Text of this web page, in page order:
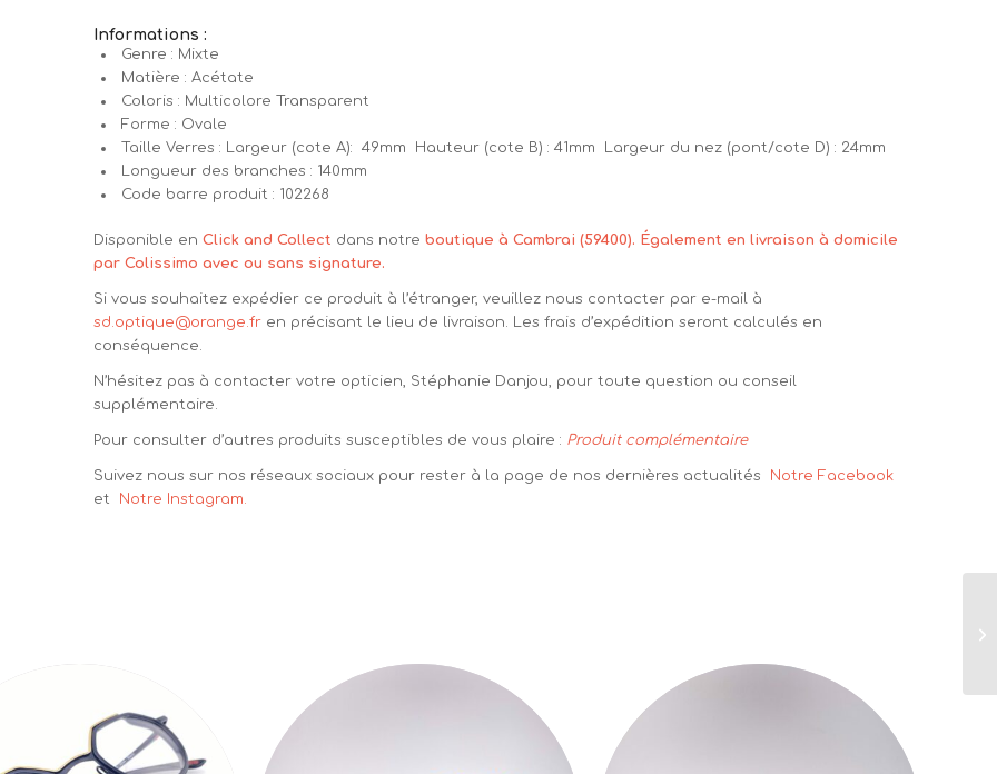
Informations :
Genre : Mixte
Matière : Acétate
Coloris : Multicolore Transparent
Forme : Ovale
Taille Verres : Largeur (cote A): 49mm Hauteur (cote B) : 41mm Largeur du nez (pont/cote D) : 24mm
Longueur des branches : 140mm
Code barre produit : 102268
Disponible enClick and Collect dans notreboutique à Cambrai (59400). Également en livraison à domicile
par Colissimo avec ou sans signature.
Si vous souhaitez expédier ce produit à l’étranger, veuillez nous contacter par e-mail à
sd.optique@orange.fr en précisant le lieu de livraison. Les frais d’expédition seront calculés en
conséquence.
N’hésitez pas à contacter votre opticien, Stéphanie Danjou, pour toute question ou conseil
supplémentaire.
Pour consulter d’autres produits susceptibles de vous plaire : Produit complémentaire
Suivez nous sur nos réseaux sociaux pour rester à la page de nos dernières actualités Notre Facebook
et
Notre Instagram.